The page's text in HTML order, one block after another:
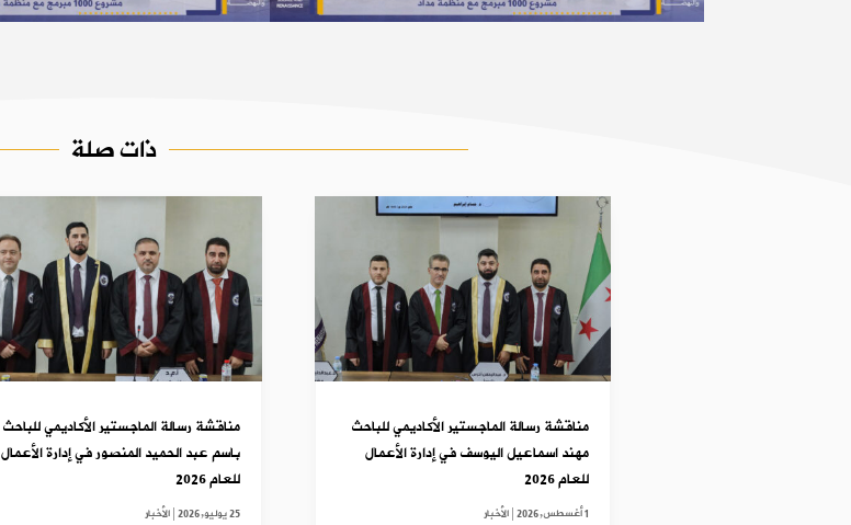
ذات صلة
مناقشة رسالة الماجستير الأكاديمي للباحث
مهند اسماعيل اليوسف في إدارة الأعمال
للعام 2026
1 أغسطس,2026 |الأخبار
مناقشة رسالة الماجستير الأكاديمي للباحث
باسم عبد الحميد المنصور في إدارة الأعمال
للعام 2026
25 يوليو,2026 |الأخبار